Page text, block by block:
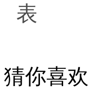
表
猜你喜欢